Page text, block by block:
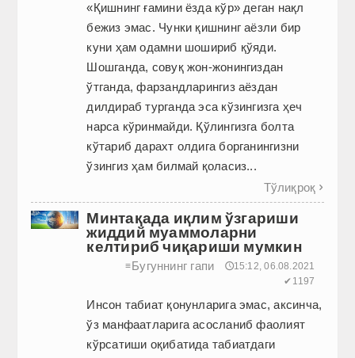
«Қишнинг ғамини ёзда кўр» деган нақл
бежиз эмас. Чунки қишнинг аёзли бир
куни ҳам одамни шошириб қўяди.
Шошганда, совуқ жон-жонингиздан
ўтганда, фарзандларингиз аёздан
дилдираб турганда эса кўзингизга ҳеч
нарса кўринмайди. Қўлингизга болта
кўтариб дарахт олдига борганингизни
ўзингиз ҳам билмай қоласиз...
Тўлиқроқ 
Минтақада иқлим ўзгариши
жиддий муаммоларни
келтириб чиқариши мумкин
≡Бугуннинг гапи
🕔15:12, 06.08.2021
✔1197
Инсон табиат қонунларига эмас, аксинча,
ўз манфаатларига асосланиб фаолият
кўрсатиши оқибатида табиатдаги